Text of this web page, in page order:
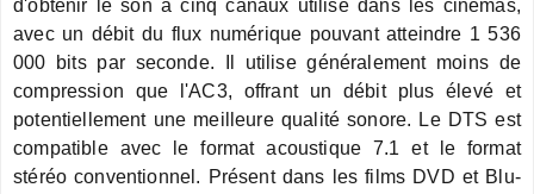
d'obtenir le son à cinq canaux utilisé dans les cinémas,
avec un débit du flux numérique pouvant atteindre 1 536
000 bits par seconde. Il utilise généralement moins de
compression que l'AC3, offrant un débit plus élevé et
potentiellement une meilleure qualité sonore. Le DTS est
compatible avec le format acoustique 7.1 et le format
stéréo conventionnel. Présent dans les films DVD et Blu-